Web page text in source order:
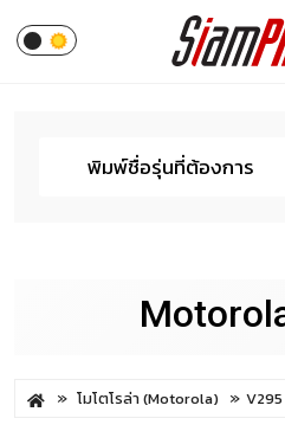
โมโตโรล่า (Motorola) V295